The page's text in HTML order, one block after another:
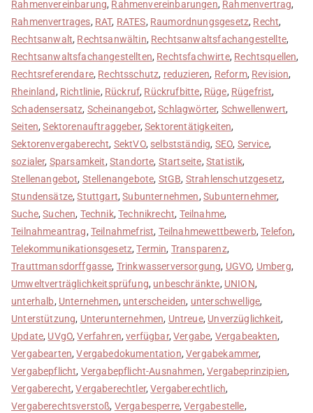
Rahmenvereinbarung, Rahmenvereinbarungen, Rahmenvertrag,
Rahmenvertrages, RAT, RATES, Raumordnungsgesetz, Recht,
Rechtsanwalt, Rechtsanwältin, Rechtsanwaltsfachangestellte,
Rechtsanwaltsfachangestellten, Rechtsfachwirte, Rechtsquellen,
Rechtsreferendare, Rechtsschutz, reduzieren, Reform, Revision,
Rheinland, Richtlinie, Rückruf, Rückrufbitte, Rüge, Rügefrist,
Schadensersatz, Scheinangebot,Schlagwörter, Schwellenwert,
Seiten,Sektorenauftraggeber,Sektorentätigkeiten,
Sektorenvergaberecht, SektVO, selbstständig, SEO, Service,
sozialer, Sparsamkeit, Standorte, Startseite, Statistik,
Stellenangebot, Stellenangebote, StGB, Strahlenschutzgesetz,
Stundensätze,Stuttgart,Subunternehmen, Subunternehmer,
Suche,Suchen, Technik,Technikrecht, Teilnahme,
Teilnahmeantrag, Teilnahmefrist, Teilnahmewettbewerb,Telefon,
Telekommunikationsgesetz,Termin, Transparenz,
Trauttmansdorffgasse, Trinkwasserversorgung, UGVO, Umberg,
Umweltverträglichkeitsprüfung, unbeschränkte, UNION,
unterhalb, Unternehmen, unterscheiden, unterschwellige,
Unterstützung, Unterunternehmen, Untreue, Unverzüglichkeit,
Update, UVgO,Verfahren,verfügbar,Vergabe, Vergabeakten,
Vergabearten,Vergabedokumentation,Vergabekammer,
Vergabepflicht, Vergabepflicht-Ausnahmen,Vergabeprinzipien,
Vergaberecht,Vergaberechtler,Vergaberechtlich,
Vergaberechtsverstoß, Vergabesperre,Vergabestelle,